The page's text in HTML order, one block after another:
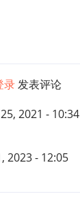
录发表评论
2021 - 10:34
2023 - 12:05